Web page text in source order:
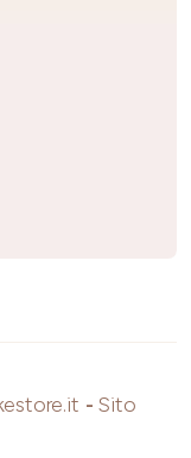
- Sito